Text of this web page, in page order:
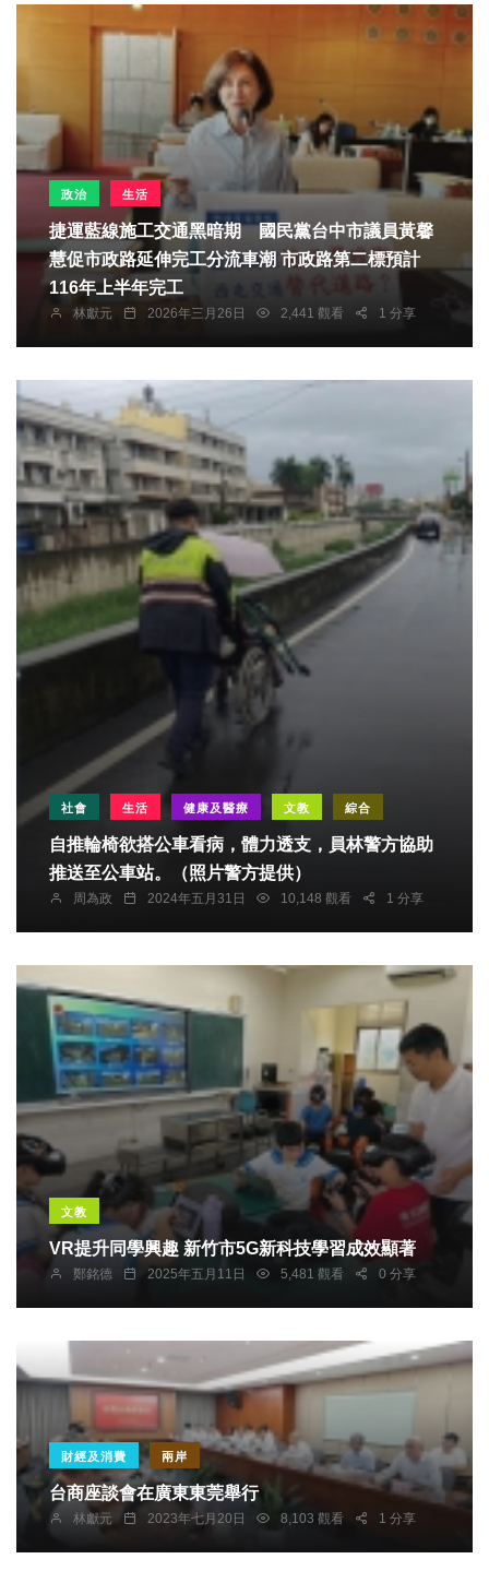
政治 生活
捷運藍線施工交通黑暗期 國民黨台中市議員黃馨
慧促市政路延伸完工分流車潮 市政路第二標預計
116年上半年完工
林獻元 2026年三月26日 2,441 觀看 1 分享
社會 生活 健康及醫療 文教 綜合
自推輪椅欲搭公車看病，體力透支，員林警方協助
推送至公車站。（照片警方提供）
周為政 2024年五月31日 10,148 觀看 1 分享
文教
VR提升同學興趣 新竹市5G新科技學習成效顯著
鄭銘德 2025年五月11日 5,481 觀看 0 分享
財經及消費 兩岸
台商座談會在廣東東莞舉行
林獻元 2023年七月20日 8,103 觀看 1 分享